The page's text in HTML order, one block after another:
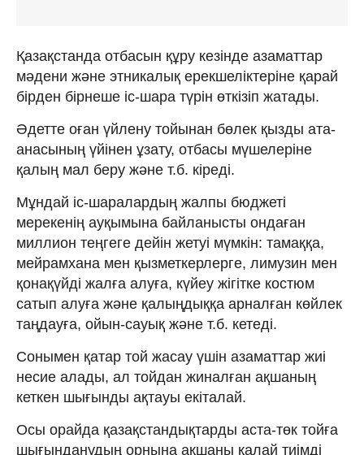
Қазақстанда отбасын құру кезінде азаматтар
мәдени және этникалық ерекшеліктеріне қарай
бірден бірнеше іс-шара түрін өткізіп жатады.
Әдетте оған үйлену тойынан бөлек қызды ата-
анасының үйінен ұзату, отбасы мүшелеріне
қалың мал беру және т.б. кіреді.
Мұндай іс-шаралардың жалпы бюджеті
мерекенің ауқымына байланысты ондаған
миллион теңгеге дейін жетуі мүмкін: тамаққа,
мейрамхана мен қызметкерлерге, лимузин мен
қонақүйді жалға алуға, күйеу жігітке костюм
сатып алуға және қалыңдыққа арналған көйлек
таңдауға, ойын-сауық және т.б. кетеді.
Сонымен қатар той жасау үшін азаматтар жиі
несие алады, ал тойдан жиналған ақшаның
кеткен шығынды ақтауы екіталай.
Осы орайда қазақстандықтарды аста-төк тойға
шығынданудың орнына ақшаны қалай тиімді